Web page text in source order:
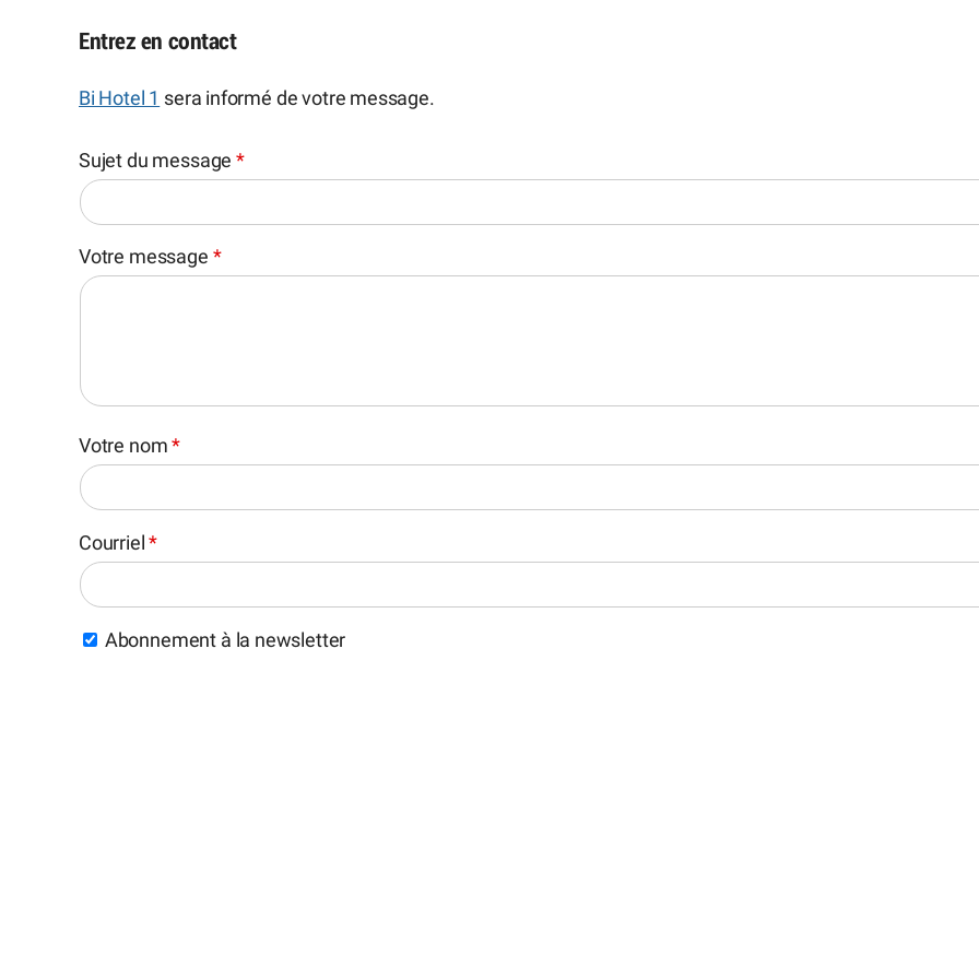
Entrez en contact
Bi Hotel 1 sera informé de votre message.
Sujet du message*
Votre message *
Votre nom*
Courriel*
Abonnement à la newsletter